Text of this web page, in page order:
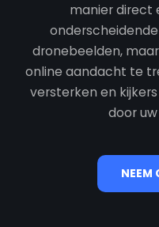
manier direct
dronebeelden,
online aandacht te
versterken en
door
NEEM